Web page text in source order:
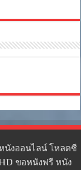
นังออนไลน์ โหลดซี
ขอหนังฟรี หนัง